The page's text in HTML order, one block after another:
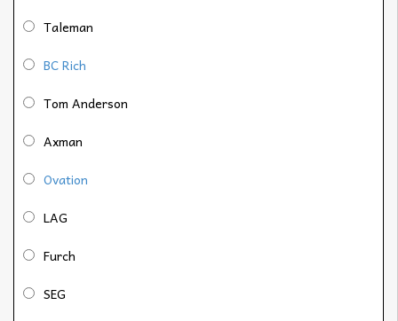
Taleman
BC Rich
Tom Anderson
Axman
Ovation
LAG
Furch
SEG